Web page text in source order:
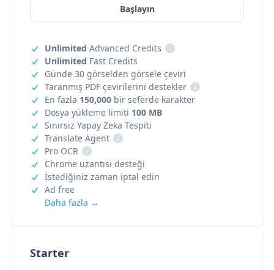
Starter
Başlayın
Unlimited Advanced Credits
i
Unlimited Fast Credits
Günde 30 görselden görsele çeviri
Taranmış PDF çevirilerini destekler
i
En fazla 150,000 bir seferde karakter
Dosya yükleme limiti 100 MB
Sınırsız Yapay Zeka Tespiti
Translate Agent
i
Pro OCR
i
Chrome uzantısı desteği
İstediğiniz zaman iptal edin
Ad free
Daha fazla →